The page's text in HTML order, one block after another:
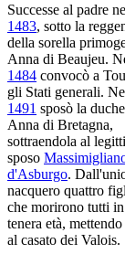
Successe al padre
1483, sotto la
della sorella
Anna di Beaujeu.
1484 convocò a
gli Stati generali.
1491 sposò la
Anna di Bretagna,
sottraendola al
sposo
d'Asburgo.
nacquero quattro
che morirono tutti in
tenera età,
al casato dei Valois.